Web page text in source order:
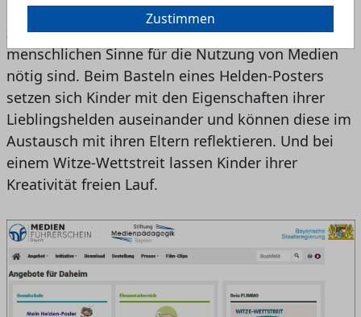
mit Medien in der Familie fördern: Mithilfe eines
Zuordnungsspiels entdecken Kinder, welche
menschlichen Sinne für die Nutzung von Medien
nötig sind. Beim Basteln eines Helden-Posters
setzen sich Kinder mit den Eigenschaften ihrer
Lieblingshelden auseinander und können diese im
Austausch mit ihren Eltern reflektieren. Und bei
einem Witze-Wettstreit lassen Kinder ihrer
Kreativität freien Lauf.
Zustimmen